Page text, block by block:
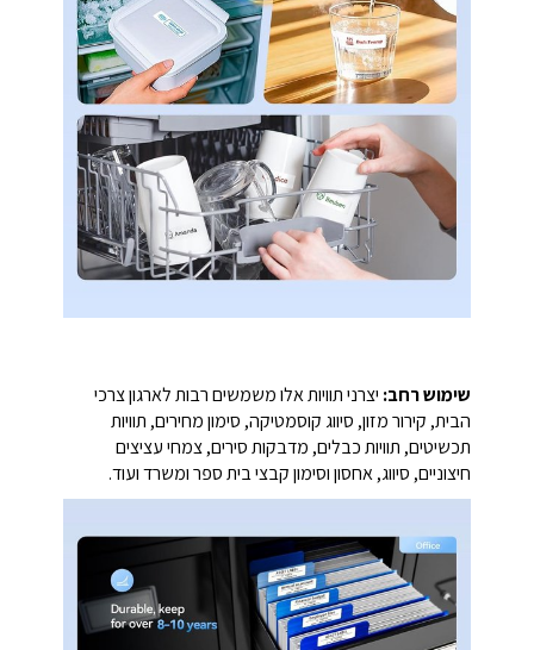
שימוש רחב: יצרני תוויות אלו משמשים רבות לארגון צרכי
הבית, קירור מזון, סיווג קוסמטיקה, סימון מחירים, תוויות
תכשיטים, תוויות כבלים, מדבקות סירים, צמחי עציצים
חיצוניים, סיווג, אחסון וסימון קבצי בית ספר ומשרד ועוד.